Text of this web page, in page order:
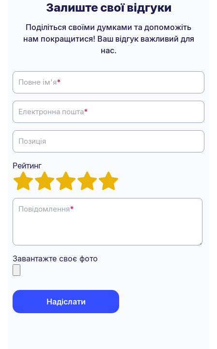
Залиште свої відгуки
Поділіться своїми думками та допоможіть
нам покращитися! Ваш відгук важливий для
нас.
Повне ім'я*
Електронна пошта*
Позиція
Рейтинг
Повідомлення*
Завантажте своє фото
Надіслати